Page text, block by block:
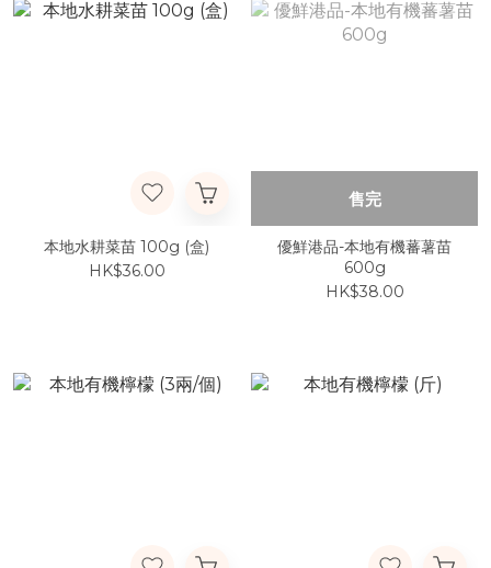
本地水耕菜苗 100g (盒)
HK$36.00
售完
優鮮港品-本地有機蕃薯苗
600g
HK$38.00